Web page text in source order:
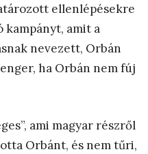
ellenlépésekre
amit a
nevezett, Orbán
ha Orbán nem fúj
ami magyar részről
Orbánt, és nem tűri,